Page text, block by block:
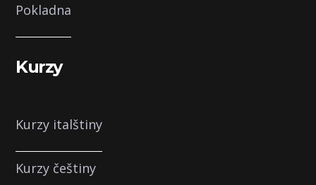
Pokladna
Kurzy
Kurzy italštiny
Kurzy češtiny